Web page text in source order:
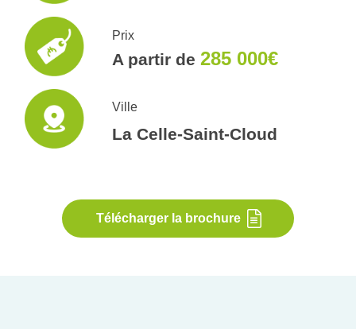
Prix
A partir de 285 000€
Ville
La Celle-Saint-Cloud
Télécharger la brochure